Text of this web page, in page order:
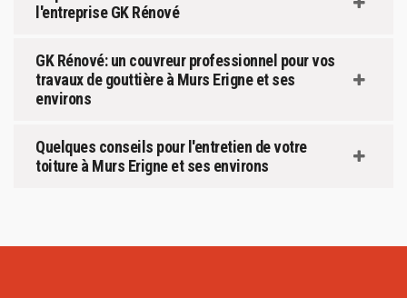
l'entreprise GK Rénové
GK Rénové: un couvreur professionnel pour vos
travaux de gouttière à Murs Erigne et ses
environs
Quelques conseils pour l'entretien de votre
toiture à Murs Erigne et ses environs